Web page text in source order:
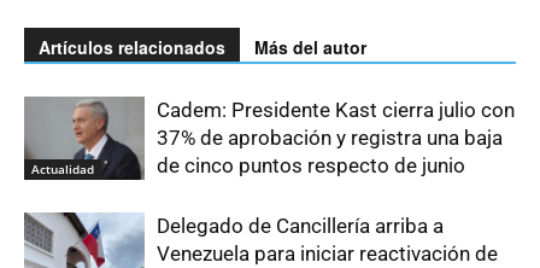
Artículos relacionados Más del autor
Actualidad
Cadem: Presidente Kast cierra julio con
37% de aprobación y registra una baja
de cinco puntos respecto de junio
Delegado de Cancillería arriba a
Venezuela para iniciar reactivación de